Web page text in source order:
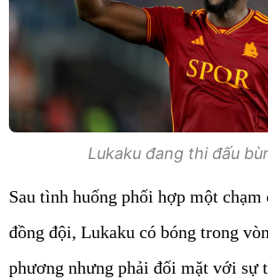
Lukaku đang thi đấu
Sau tình huống phối hợp một chạm
đồng đội, Lukaku có bóng trong
phương nhưng phải đối mặt với sự